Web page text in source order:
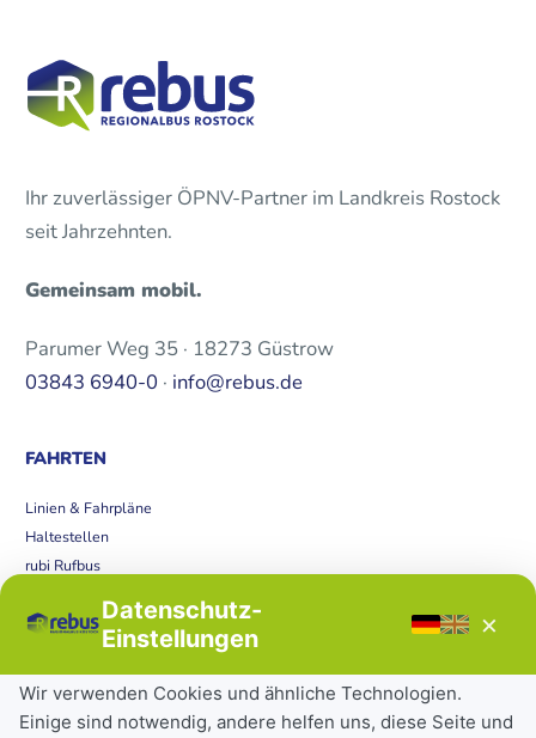
Ihr zuverlässiger ÖPNV-Partner im Landkreis Rostock
seit Jahrzehnten.
Gemeinsam mobil.
Parumer Weg 35 · 18273 Güstrow
03843 6940-0 · info@rebus.de
FAHRTEN
Linien & Fahrpläne
Haltestellen
rubi Rufbus
Störungen
Tickets & Tarife
Deutschlandticket
Datenschutz-
Einstellungen
×
Wir verwenden Cookies und ähnliche Technologien.
Einige sind notwendig, andere helfen uns, diese Seite und